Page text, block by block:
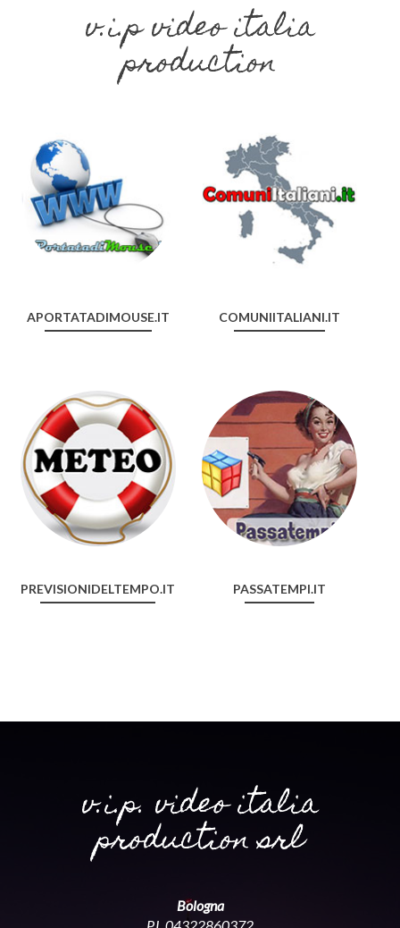
v.i.p video italia
production
APORTATADIMOUSE.IT COMUNIITALIANI.IT
PREVISIONIDELTEMPO.IT PASSATEMPI.IT
v.i.p. video italia
production srl
Bologna